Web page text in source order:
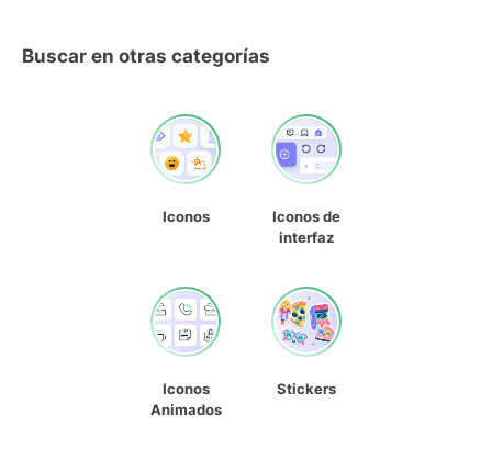
Buscar en otras categorías
Iconos
Iconos de
interfaz
Iconos
Animados
Stickers